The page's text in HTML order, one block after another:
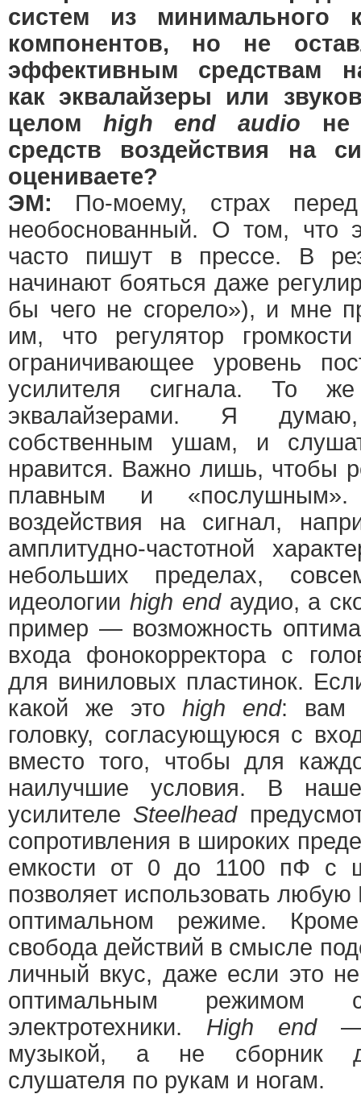
систем из минимального
компонентов, но не
эффективным средствам
как эквалайзеры или
целом high end audio не
средств воздействия на
оцениваете?
ЭМ: По-моему, страх
необоснованный. О том, что
часто пишут в прессе. В
начинают бояться даже
бы чего не сгорело»), и мне
им, что регулятор
ограничивающее уровень
усилителя сигнала. То
эквалайзерами. Я
собственным ушам, и
нравится. Важно лишь, чтобы
плавным и «послушным».
воздействия на сигнал,
амплитудно-частотной
небольших пределах,
идеологии high endaудио, а
пример — возможность
входа фонокорректора с
для виниловых пластинок.
какой же это high end: вам
головку, согласующуюся с
вместо того, чтобы для
наилучшие условия. В
усилителе Steelhead
сопротивления в широких
емкости от 0 до 1100 пФ с
позволяет использовать любую
оптимальном режиме.
свобода действий в смысле
личный вкус, даже если это
оптимальным режимом
электротехники. High end—
музыкой, а не сборник
слушателя по рукам и ногам.